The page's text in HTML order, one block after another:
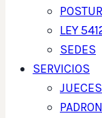
LEY
SEDES
SERVICIOS